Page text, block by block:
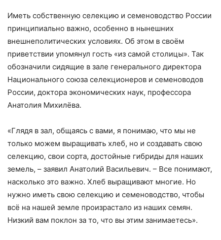
Иметь собственную селекцию и семеноводство России
принципиально важно, особенно в нынешних
внешнеполитических условиях. Об этом в своём
приветствии упомянул гость «из самой столицы». Так
обозначили сидящие в зале генерального директора
Национального союза селекционеров и семеноводов
России, доктора экономических наук, профессора
Анатолия Михилёва.
«Глядя в зал, общаясь с вами, я понимаю, что мы не
только можем выращивать хлеб, но и создавать свою
селекцию, свои сорта, достойные гибриды для наших
земель, – заявил Анатолий Васильевич. – Все понимают,
насколько это важно. Хлеб выращивают многие. Но
нужно иметь свою селекцию и семеноводство, чтобы
всё на нашей земле произрастало из наших семян.
Низкий вам поклон за то, что вы этим занимаетесь».